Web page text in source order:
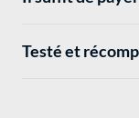
Testé et